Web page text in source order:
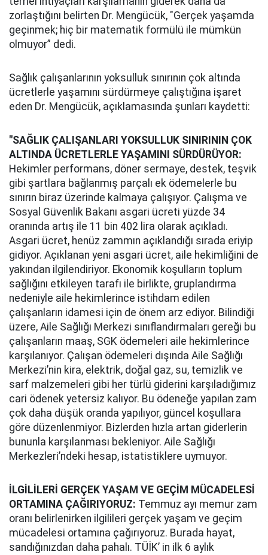
zorlaştığını belirten Dr. Mengücük, "Gerçek yaşamda
geçinmek; hiç bir matematik formülü ile mümkün
olmuyor” dedi.
Sağlık çalışanlarının yoksulluk sınırının çok altında
ücretlerle yaşamını sürdürmeye çalıştığına işaret
eden Dr. Mengücük, açıklamasında şunları kaydetti:
"SAĞLIK ÇALIŞANLARI YOKSULLUK SINIRININ ÇOK
ALTINDA ÜCRETLERLE YAŞAMINI SÜRDÜRÜYOR:
Hekimler performans, döner sermaye, destek, teşvik
gibi şartlara bağlanmış parçalı ek ödemelerle bu
sınırın biraz üzerinde kalmaya çalışıyor. Çalışma ve
Sosyal Güvenlik Bakanı asgari ücreti yüzde 34
oranında artış ile 11 bin 402 lira olarak açıkladı.
Asgari ücret, henüz zammın açıklandığı sırada eriyip
gidiyor. Açıklanan yeni asgari ücret, aile hekimliğini de
yakından ilgilendiriyor. Ekonomik koşulların toplum
sağlığını etkileyen tarafı ile birlikte, gruplandırma
nedeniyle aile hekimlerince istihdam edilen
çalışanların idamesi için de önem arz ediyor. Bilindiği
üzere, Aile Sağlığı Merkezi sınıflandırmaları gereği bu
çalışanların maaş, SGK ödemeleri aile hekimlerince
karşılanıyor. Çalışan ödemeleri dışında Aile Sağlığı
Merkezi’nin kira, elektrik, doğal gaz, su, temizlik ve
sarf malzemeleri gibi her türlü giderini karşıladığımız
cari ödenek yetersiz kalıyor. Bu ödeneğe yapılan zam
çok daha düşük oranda yapılıyor, güncel koşullara
göre düzenlenmiyor. Bizlerden hızla artan giderlerin
bununla karşılanması bekleniyor. Aile Sağlığı
Merkezleri’ndeki hesap, istatistiklere uymuyor.
İLGİLİLERİ GERÇEK YAŞAM VE GEÇİM MÜCADELESİ
ORTAMINA ÇAĞIRIYORUZ: Temmuz ayı memur zam
oranı belirlenirken ilgilileri gerçek yaşam ve geçim
mücadelesi ortamına çağırıyoruz. Burada hayat,
sandığınızdan daha pahalı. TÜİK’ in ilk 6 aylık